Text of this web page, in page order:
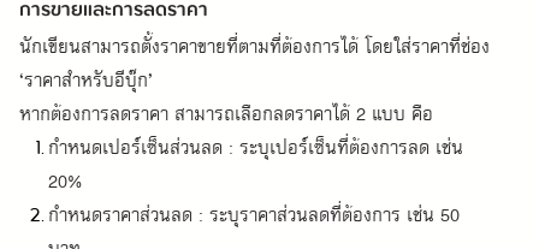
การขายและการลดราคา
นักเขียนสามารถตั้งราคาขายที่ตามที่ต้องการได้ โดยใส่ราคาที่ช่อง
‘ราคาสำหรับอีบุ๊ก’
หากต้องการลดราคา สามารถเลือกลดราคาได้ 2 แบบ คือ
กำหนดเปอร์เซ็นส่วนลด : ระบุเปอร์เซ็นที่ต้องการลด เช่น
20%
กำหนดราคาส่วนลด : ระบุราคาส่วนลดที่ต้องการ เช่น 50